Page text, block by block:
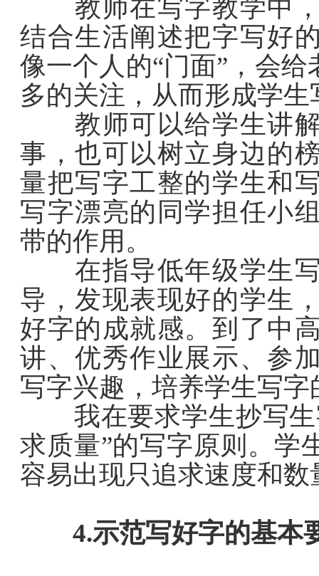
教师在写字教学中，
结合生活阐述把字写好
像一个人的“门面”，会
多的关注，从而形成学
教师可以给学生讲解
事，也可以树立身边的
量把写字工整的学生和
写字漂亮的同学担任小
带的作用。
在指导低年级学生写
导，发现表现好的学生
好字的成就感。到了中
讲、优秀作业展示、参
写字兴趣，培养学生写字
我在要求学生抄写生
求质量”的写字原则。学
容易出现只追求速度和
4.示范写好字的基本